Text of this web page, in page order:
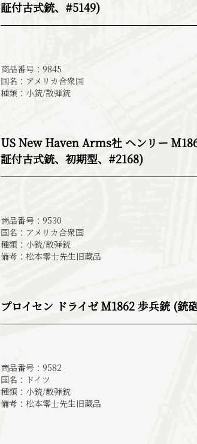
証付古式銃、#5149)
商品番号：9845
国名：アメリカ合衆国
種類：小銃/散弾銃
US New Haven Arms社 ヘンリー
証付古式銃、初期型、#2168)
商品番号：9530
国名：アメリカ合衆国
種類：小銃/散弾銃
備考：松本零士先生旧蔵品
プロイセン ドライゼ M1862 歩兵銃 (銃
商品番号：9582
国名：ドイツ
種類：小銃/散弾銃
備考：松本零士先生旧蔵品